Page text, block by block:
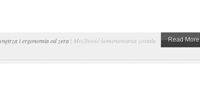
i ergonomia od zera | Możliwość komentowania Jak
meble,
została
Read More